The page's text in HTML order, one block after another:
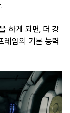
하게 되면, 더 강
레임의 기본 능력